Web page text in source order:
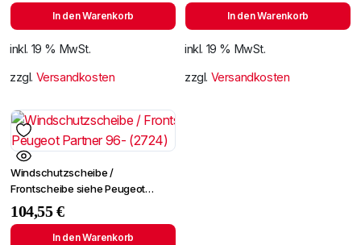
In den Warenkorb
inkl. 19 % MwSt.
zzgl. Versandkosten
In den Warenkorb
inkl. 19 % MwSt.
zzgl. Versandkosten
Windschutzscheibe /
Frontscheibe siehe Peugeot
Partner 96- (2724)
104,55€
In den Warenkorb